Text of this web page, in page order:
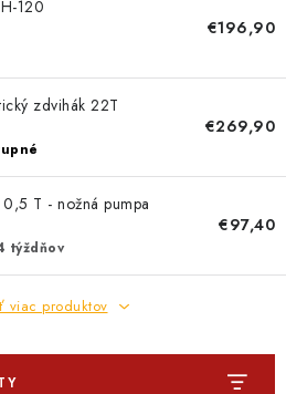
120
€196,90
zdvihák 22T
€269,90
T - nožná pumpa
týždňov
€97,40
viac produktov